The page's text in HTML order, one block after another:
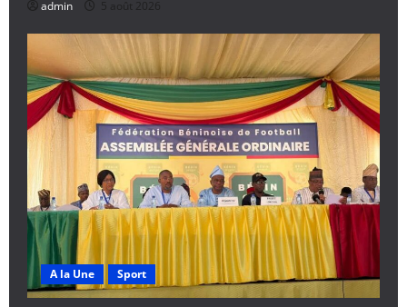
admin 5 août 2026
A la Une Sport